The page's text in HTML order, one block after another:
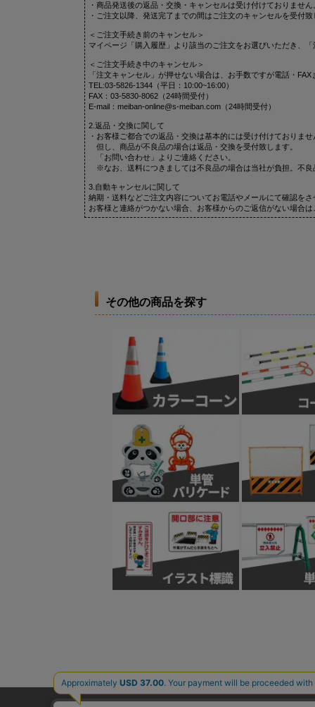
・商品発送後の返品・交換・キャンセルは受け付けておりません
・ご注文以降、発送完了までの間はご注文のキャンセルを受付致
＜ご注文手続き前のキャンセル＞
マイページ「購入履歴」より該当のご注文をお選びいただき、
＜ご注文手続き中のキャンセル＞
「注文キャンセル」が押せない場合は、お手数ですが電話・
TEL:03-5826-1344（平日：10:00~16:00）
FAX：03-5830-8062（24時間受付）
E-mail：meiban-online@s-meiban.com（24時間受付）
2.返品・交換に関して
・お客様ご都合での返品・交換は基本的には受け付けておりませ
但し、商品が不良品の場合は返品・交換を受付致します。
「お問い合わせ」よりご連絡ください。
※なお、送料につきましては不良品の場合は当社が負担。不良
3.自動キャンセルに関して
納期・送料などご注文内容についてお電話やメールにて確認を
お客様と連絡がつかない場合、お客様からのご返信がない場合
その他の商品を探す